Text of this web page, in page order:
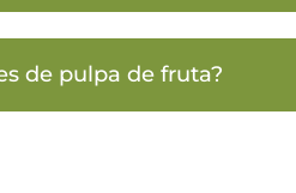
de pulpa de fruta?